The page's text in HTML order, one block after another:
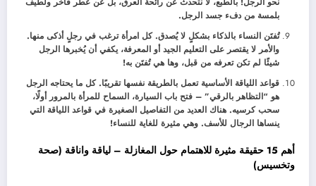
بلمسة من دفء جسد الرجل.
تُفتَن النساء بالذكاء بشكلٍ لا يُصدق. كل امرأة ترغب في رجلٍ أذكى منها.
والأمر لا يقتصر على التعليم الجيد أو المعرفة، يكفي أن يُخبرها الرجل
شيئًا لم تكن تعرفه من قبل، وها هي تُفتَن به!
قواعد اللياقة الأساسية تعمل بالطريقة نفسها تقريبًا. كل ما يحتاجه الرجل
هو “التظاهر بالرقي” – فتح باب السيارة، السماح للمرأة بالمرور أولًا،
سحب كرسيه. هناك العديد من التفاصيل الصغيرة في قواعد اللياقة التي
ينساها الرجال للأسف. وهي مثيرة للغاية للنساء!
أهم 15 حقيقة مثيرة للاهتمام حول المغازلة – لياقة واناقة (صحة
وتخسيس)